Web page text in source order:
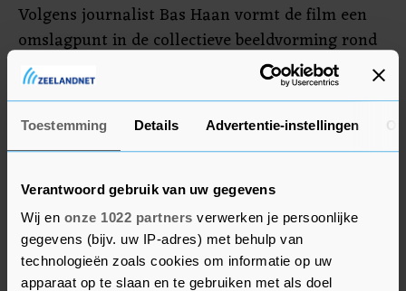
Toestemming Details Advertentie-instellingen
Verantwoord gebruik van uw gegevens
Wij en onze 1022 partners verwerken je persoonlijke
gegevens (bijv. uw IP-adres) met behulp van
technologieën zoals cookies om informatie op uw
apparaat op te slaan en te gebruiken met als doel
Volgens journalist Bas Haan vormt de film een
omslagpunt in de collectieve beeldvorming rond
de Deventer moordzaak. Bijzonder was dat ook
Michael de Jong, de 'klusjesman', vrijdag in de
zaal zat. Hij nam het beeldje in ontvangst voor
Yorick van Wageningen, die niet aanwezig was.
De meeste Kalveren, vijf stuks, gingen naar het
oorlogsepos De Slag om de Schelde. Dit waren
echter allemaal 'technische' Kalveren, zoals beste
geluid en camerawerk.